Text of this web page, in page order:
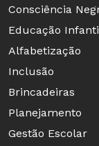
> 10%
terão
Consciência
Educação
Alfabetização
Inclusão
Brincadeiras
Planejamento
Gestão Escolar